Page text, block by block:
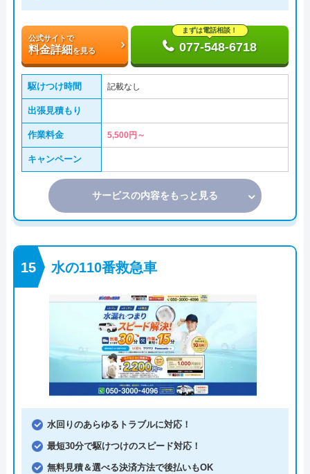
公式サイトで
料金詳細を見る
まずは電話相談！
077-548-6718
駆けつけ時間 記載なし
出張見積もり
作業料金 5,500円～
キャンペーン
サービスの内容をもっと見る
水の110番救急車
水回りのあらゆるトラブルに対応！
最短30分で駆けつけのスピード対応！
無料見積＆選べる決済方法で後払いもOK